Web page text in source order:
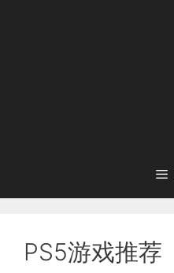
PS5游戏推荐